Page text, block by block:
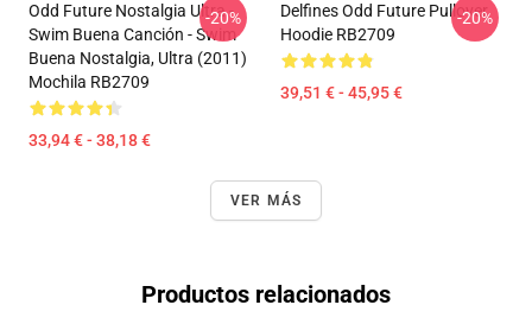
Odd Future Nostalgia Ultra -
Swim Buena Canción - Swim
Buena Nostalgia, Ultra (2011)
Mochila RB2709
33,94 € - 38,18 €
-20%
Delfines Odd Future Pullover
Hoodie RB2709
39,51 € - 45,95 €
-20%
VER MÁS
Productos relacionados